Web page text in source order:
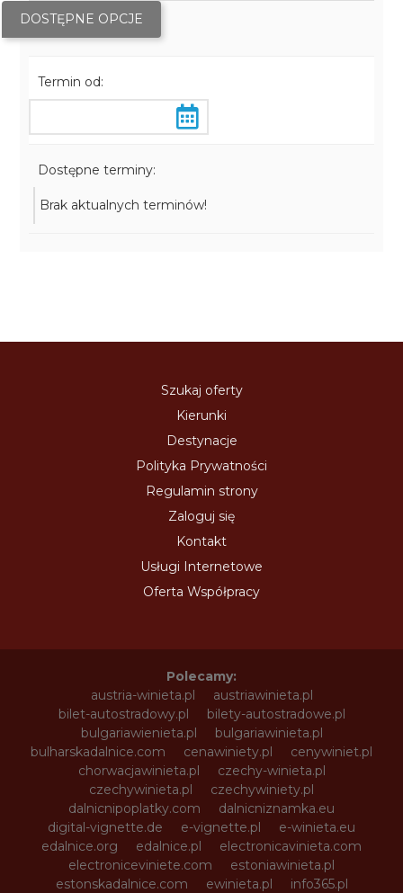
DOSTĘPNE OPCJE
Termin od:
Dostępne terminy:
Brak aktualnych terminów!
Szukaj oferty
Kierunki
Destynacje
Polityka Prywatności
Regulamin strony
Zaloguj się
Kontakt
Usługi Internetowe
Oferta Współpracy
Polecamy:
austria-winieta.pl
austriawinieta.pl
bilet-autostradowy.pl
bilety-autostradowe.pl
bulgariawienieta.pl
bulgariawinieta.pl
bulharskadalnice.com
cenawiniety.pl
cenywiniet.pl
chorwacjawinieta.pl
czechy-winieta.pl
czechywinieta.pl
czechywiniety.pl
dalnicnipoplatky.com
dalnicniznamka.eu
digital-vignette.de
e-vignette.pl
e-winieta.eu
edalnice.org
edalnice.pl
electronicavinieta.com
electroniceviniete.com
estoniawinieta.pl
estonskadalnice.com
ewinieta.pl
info365.pl